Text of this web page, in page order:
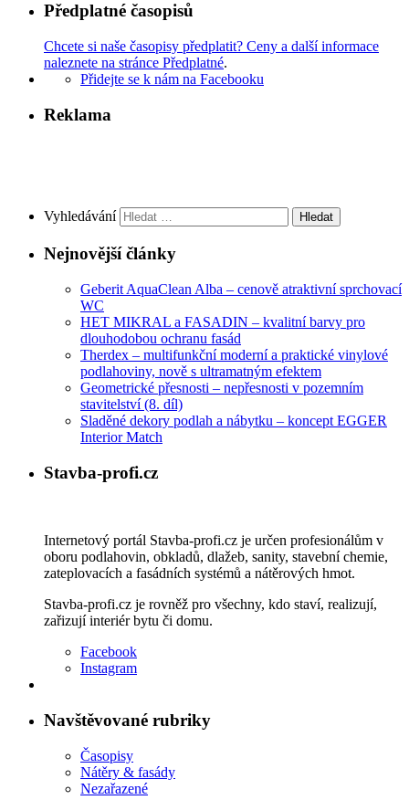
Předplatné časopisů
Chcete si naše časopisy předplatit? Ceny a další informace
naleznete na stránce Předplatné.
Přidejte se k nám na Facebooku
Reklama
Vyhledávání
Nejnovější články
Geberit AquaClean Alba – cenově atraktivní sprchovací
WC
HET MIKRAL a FASADIN – kvalitní barvy pro
dlouhodobou ochranu fasád
Therdex – multifunkční moderní a praktické vinylové
podlahoviny, nově s ultramatným efektem
Geometrické přesnosti – nepřesnosti v pozemním
stavitelství (8. díl)
Sladěné dekory podlah a nábytku – koncept EGGER
Interior Match
Stavba-profi.cz
Internetový portál Stavba-profi.cz je určen profesionálům v
oboru podlahovin, obkladů, dlažeb, sanity, stavební chemie,
zateplovacích a fasádních systémů a nátěrových hmot.
Stavba-profi.cz je rovněž pro všechny, kdo staví, realizují,
zařizují interiér bytu či domu.
Facebook
Instagram
Navštěvované rubriky
Časopisy
Nátěry & fasády
Nezařazené